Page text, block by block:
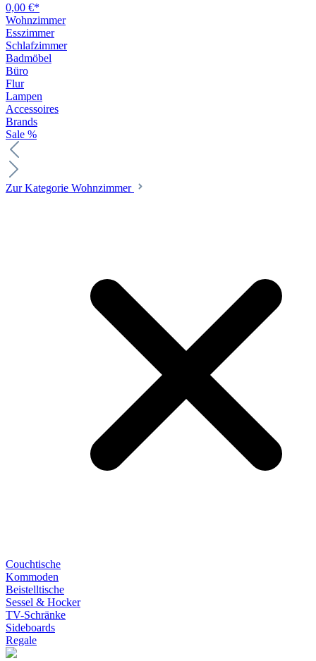
0,00 €*
Wohnzimmer
Esszimmer
Schlafzimmer
Badmöbel
Büro
Flur
Lampen
Accessoires
Brands
Sale %
Zur Kategorie Wohnzimmer
Couchtische
Kommoden
Beistelltische
Sessel & Hocker
TV-Schränke
Sideboards
Regale